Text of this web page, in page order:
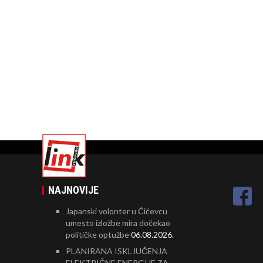
NAJNOVIJE
Japanski volonter u Ćićevcu
umesto izložbe mira dočekao
političke optužbe06.08.2026.
PLANIRANA ISKLJUČENJA